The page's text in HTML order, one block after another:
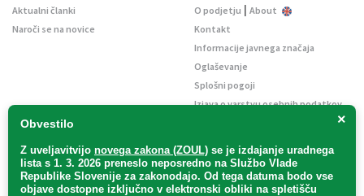
×
Obvestilo
Z uveljavitvijo novega zakona (ZOUL) se je izdajanje uradnega
lista s 1. 3. 2026 preneslo neposredno na Službo Vlade
Republike Slovenije za zakonodajo. Od tega datuma bodo vse
objave dostopne izključno v elektronski obliki na spletišču
Aktualni članki
Naroči se na novice
O podjetju | About
Kontakt
Informacije javnega značaja
Oglaševanje
Splošni pogoji
Izjava o varstvu osebnih podatkov